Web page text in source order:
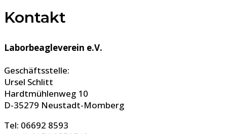
Kontakt
Laborbeagleverein e.V.
Geschäftsstelle:
Ursel Schlitt
Hardtmühlenweg 10
D-35279 Neustadt-Momberg
Tel: 06692 8593